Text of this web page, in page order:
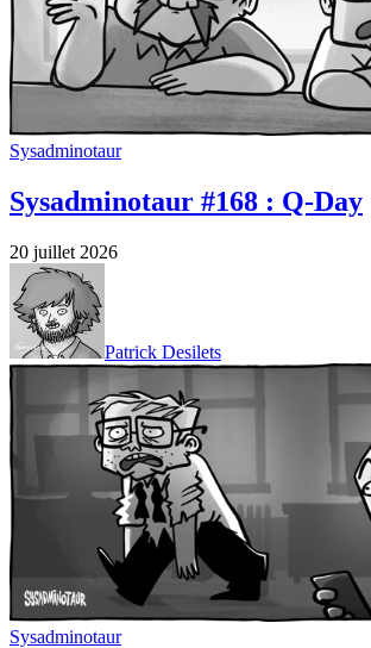
Sysadminotaur
Sysadminotaur #168 : Q-Day
20 juillet 2026
Patrick Desilets
Sysadminotaur